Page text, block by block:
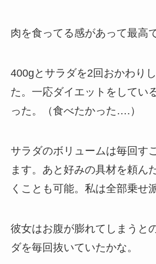
肉を食ってる感があって最高
400gとサラダを2回おかわり
た。一応ダイエットをしてい
った。（食べたかった….）
サラダのボリュームは毎回す
ます。あと好みの具材を頼ん
くことも可能。私は全部乗せ派
彼女はお腹が膨れてしまうと
ダを毎回抜いていたかな。